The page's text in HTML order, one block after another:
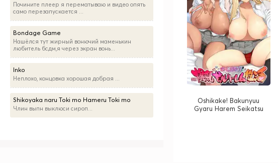
Oshikake! Bakunyuu
Gyaru Harem Seikatsu
Почините плеер я перематываю и видео опять
само перезапускается ...
Bondage Game
Нашёлся тут жирный вонючий маменькин
любитель бсдм,я через экран вонь...
Inko
Неплохо, концовка хорошая добрая ...
Shikoyaka naru Toki mo Hameru Toki mo
Члин выпн выклюси сироп...